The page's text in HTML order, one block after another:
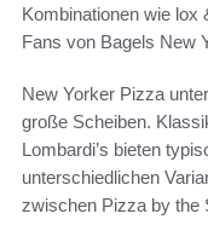
Kombinationen wie
Fans von Bagels New
New Yorker Pizza
große Scheiben.
Lombardi’s bieten
unterschiedlichen
zwischen Pizza by the